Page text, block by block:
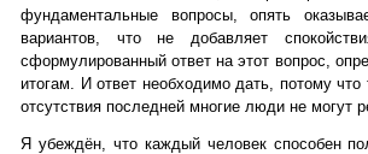
фундаментальные вопросы, опять
вариантов, что не добавляет
сформулированный ответ на этот вопрос,
итогам. И ответ необходимо дать, потому
отсутствия последней многие люди не могут
Я убеждён, что каждый человек способен